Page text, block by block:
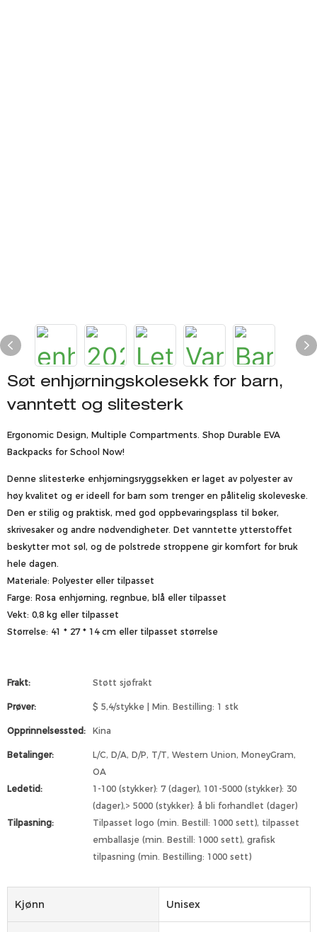
Søt enhjørningskolesekk for barn,
vanntett og slitesterk
Ergonomic Design, Multiple Compartments. Shop Durable EVA
Backpacks for School Now!
Denne slitesterke enhjørningsryggsekken er laget av polyester av
høy kvalitet og er ideell for barn som trenger en pålitelig skoleveske.
Den er stilig og praktisk, med god oppbevaringsplass til bøker,
skrivesaker og andre nødvendigheter. Det vanntette ytterstoffet
beskytter mot søl, og de polstrede stroppene gir komfort for bruk
hele dagen.
Materiale: Polyester eller tilpasset
Farge: Rosa enhjørning, regnbue, blå eller tilpasset
Vekt: 0,8 kg eller tilpasset
Størrelse: 41 * 27 * 14 cm eller tilpasset størrelse
Frakt: Støtt sjøfrakt
Prøver: $ 5,4/stykke | Min. Bestilling: 1 stk
Opprinnelsessted: Kina
Betalinger:
L/C, D/A, D/P, T/T, Western Union, MoneyGram,
OA
Ledetid:
1-100 (stykker): 7 (dager), 101-5000 (stykker): 30
(dager),> 5000 (stykker): å bli forhandlet (dager)
Tilpasning:
Tilpasset logo (min. Bestill: 1000 sett), tilpasset
emballasje (min. Bestill: 1000 sett), grafisk
tilpasning (min. Bestilling: 1000 sett)
Kjønn Unisex